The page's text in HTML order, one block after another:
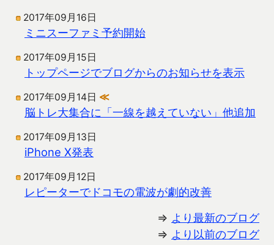
2017年09月16日
ミニスーファミ予約開始
2017年09月15日
トップページでブログからのお知らせを表示
2017年09月14日 ≪
脳トレ大集合に「一線を越えていない」他追加
2017年09月13日
iPhone X発表
2017年09月12日
レピーターでドコモの電波が劇的改善
⇒ より最新のブログ
⇒ より以前のブログ